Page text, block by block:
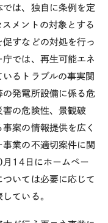
は、独自に条例を定
メントの対象とする
すなどの対処を行っ
では、再生可能エネ
るトラブルの事実関
発電所設備に係る危
害の危険性、景観破
案の情報提供を広く
業の不適切案件に関
14日にホームペー
いては必要に応じて
ている。